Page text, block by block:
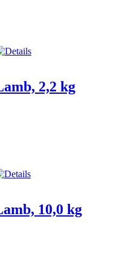
2,2 kg
10,0 kg